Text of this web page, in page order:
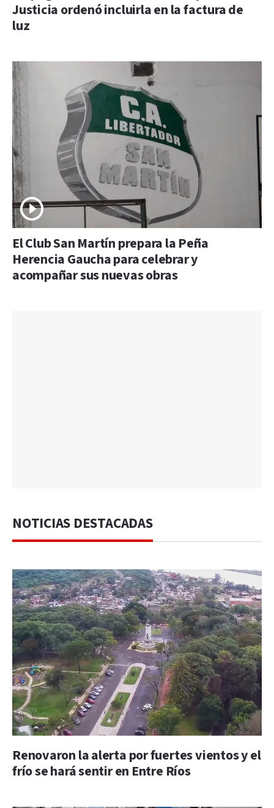
Justicia ordenó incluirla en la factura de
luz
El Club San Martín prepara la Peña
Herencia Gaucha para celebrar y
acompañar sus nuevas obras
NOTICIAS DESTACADAS
Renovaron la alerta por fuertes vientos y el
frío se hará sentir en Entre Ríos